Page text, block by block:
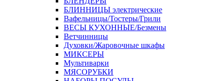
БЛИННИЦЫ электрические
Вафельницы/Тостеры/Грили
ВЕСЫ КУХОННЫЕ/Безмены
Ветчинницы
Духовки/Жаровочные шкафы
МИКСЕРЫ
Мультиварки
МЯСОРУБКИ